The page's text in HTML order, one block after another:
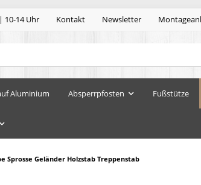
10-14 Uhr Kontakt Newsletter
Aluminium Absperrpfosten Fußstütze
Sprosse Geländer Holzstab Treppenstab